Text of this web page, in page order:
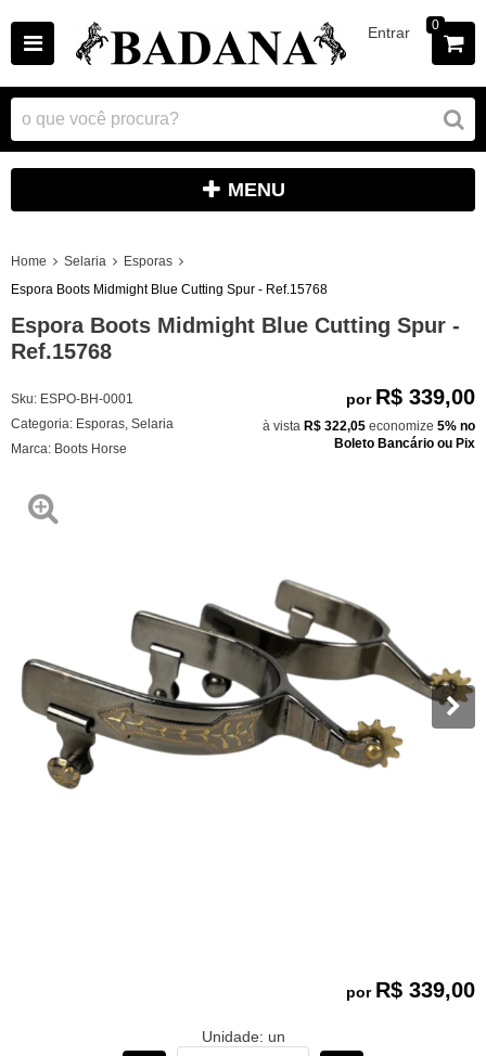
Entrar 0
MENU
Home Selaria
Esporas
Espora Boots Midmight Blue Cutting Spur - Ref.15768
Espora Boots Midmight Blue Cutting Spur -
Ref.15768
Sku: ESPO-BH-0001
Categoria: Esporas Selaria
Marca: Boots Horse
por R$ 339,00
à vista R$ 322,05 economize 5% no
Boleto Bancário ou Pix
por R$ 339,00
Unidade: un